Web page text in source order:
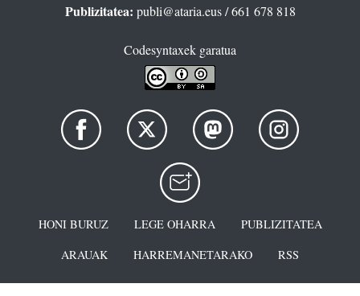
Publizitatea: publi@ataria.eus/ 661 678 818
Codesyntaxek garatua
HONI BURUZ LEGE OHARRA
PUBLIZITATEA
ARAUAK
HARREMANETARAKO RSS